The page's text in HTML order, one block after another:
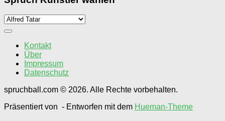
Spruch
Kontakt
Über
Impressum
Datenschutz
spruchball.com © 2026. Alle Rechte vorbehalten.
Präsentiert von - Entworfen mit dem Hueman-Theme